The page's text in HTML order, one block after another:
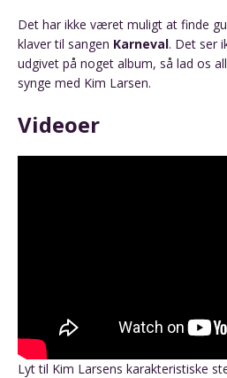
Det har ikke været muligt at finde
klaver til sangen Karneval. Det ser
udgivet på noget album, så lad os
synge med Kim Larsen.
Videoer
Lyt til Kim Larsens karakteristiske